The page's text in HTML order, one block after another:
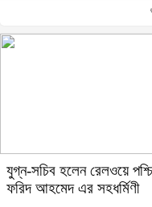
যুগ্ন-সচিব হলেন রেলওয়ে
ফরিদ আহমেদ এর সহধর্মিণী